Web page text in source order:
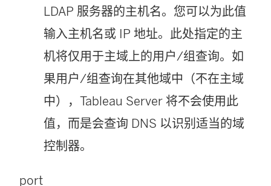
LDAP 服务器的主机名。您可以为此值
输入主机名或 IP 地址。此处指定的主
机将仅用于主域上的用户/组查询。如
果用户/组查询在其他域中（不在主域
中），Tableau Server 将不会使用此
值，而是会查询 DNS 以识别适当的域
控制器。
port